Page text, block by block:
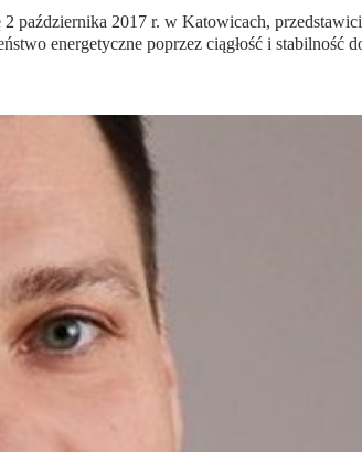
października 2017 r. w Katowicach,
energetyczne poprzez ciągłość i stabilność